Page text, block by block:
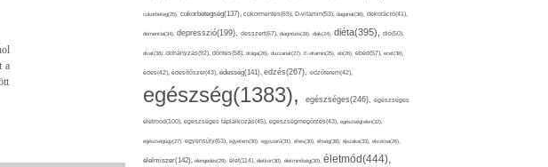
a
cukorbeteg(25), cukorbetegség(137), cukormentes(69), D-vitamin(53), daganat(36), dekoráció(41),
demencia(34), depresszió(199), desszert(67), diagnózis(28), diák(24), diéta(395), dió(50),
divat(38), dohányzás(92), döntés(58), drága(26), duzzanat(27), E-vitamin(25), eb(26), ebéd(57), ecet(38),
édes(42), édesítőszer(43), édesség(141), edzés(267), edzőterem(42),
egészség(1383), egészséges(246), egészséges
életmód(100), egészséges táplálkozás(45), egészségmegőrzés(43), egészségtelen(32),
egészségügy(27), egyensúly(63), egyetem(30), egyszerű(31), éhes(30), éhség(38), éjszaka(33), ekcéma(26),
élelmiszer(142), elengedés(29), élet(114), életkor(30), életminőség(30), életmód(444),